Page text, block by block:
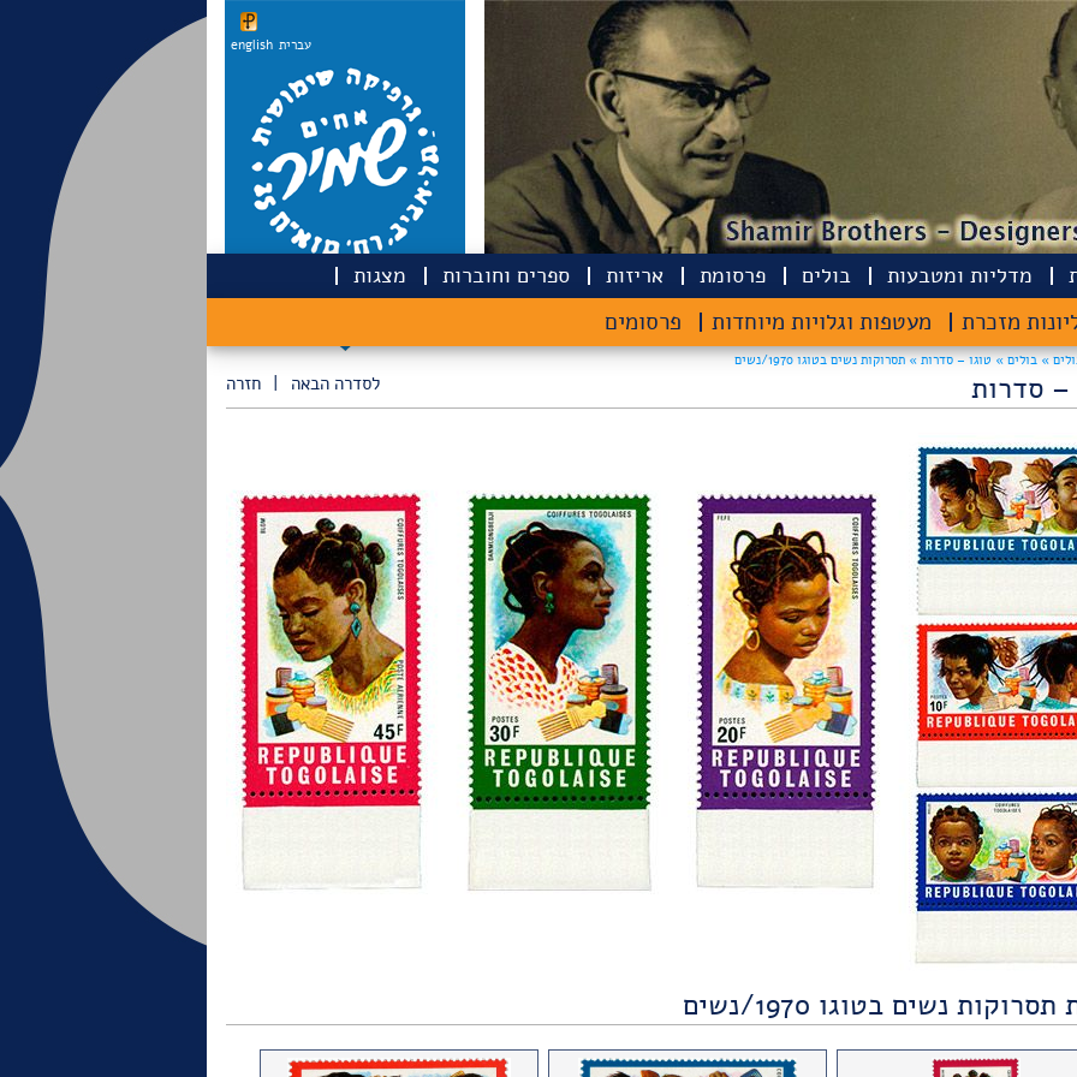
english עברית
מדליות ומטבעות בולים
מזכרת מעטפות וגלויות מיוחדות פרסומים
פרסומת אריזות ספרים וחוברות
מצגות
»בולים »טוגו – סדרות » תסרוקות נשים בטוגו 1970/נשים
– סדרות חזרה לסדרה הבאה
נשים בטוגו 1970/נשים